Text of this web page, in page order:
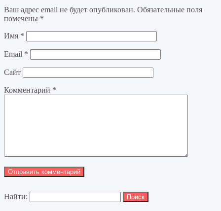
Ваш адрес email не будет опубликован. Обязательные поля
помечены *
Имя *
Email *
Сайт
Комментарий *
Найти: